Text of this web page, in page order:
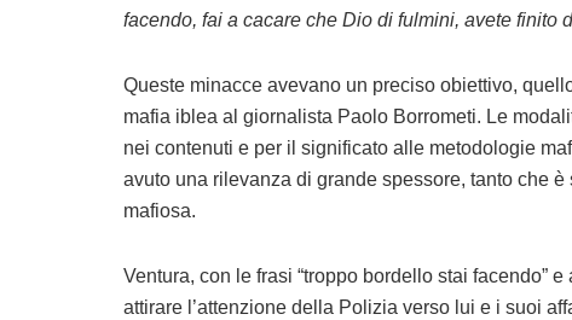
facendo, fai a cacare che Dio di fulmini, avete finito
Queste minacce avevano un preciso obiettivo,
mafia iblea al giornalista Paolo Borrometi. Le
nei contenuti e per il significato alle metodologie
avuto una rilevanza di grande spessore, tanto che
mafiosa.
Ventura, con le frasi “troppo bordello stai facendo”
attirare l’attenzione della Polizia verso lui e i suoi